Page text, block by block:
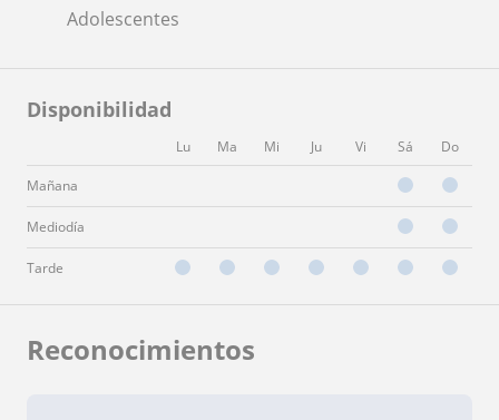
Adolescentes
Disponibilidad
Lu Ma Mi Ju Vi Sá Do
Mañana
Mediodía
Tarde
Reconocimientos